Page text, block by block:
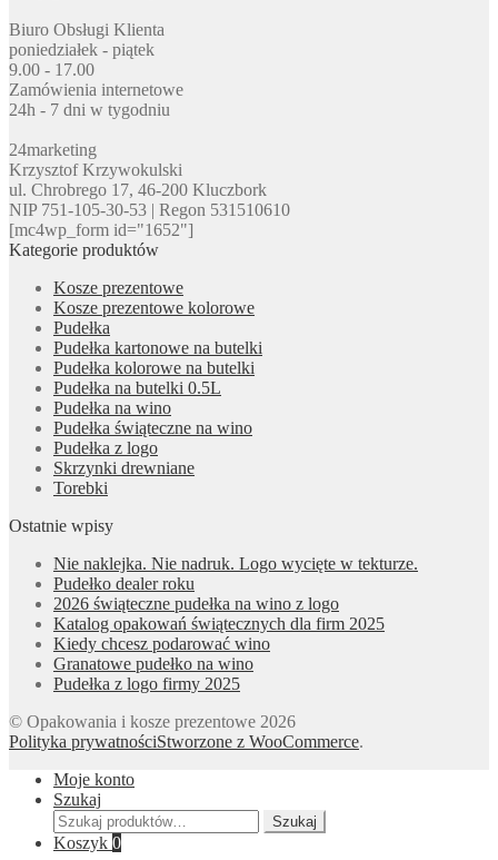
Biuro Obsługi Klienta
poniedziałek - piątek
9.00 - 17.00
Zamówienia internetowe
24h - 7 dni w tygodniu
24marketing
Krzysztof Krzywokulski
ul. Chrobrego 17, 46-200 Kluczbork
NIP 751-105-30-53 | Regon 531510610
[mc4wp_form id="1652"]
Kategorie produktów
Kosze prezentowe
Kosze prezentowe kolorowe
Pudełka
Pudełka kartonowe na butelki
Pudełka kolorowe na butelki
Pudełka na butelki 0.5L
Pudełka na wino
Pudełka świąteczne na wino
Pudełka z logo
Skrzynki drewniane
Torebki
Ostatnie wpisy
Nie naklejka. Nie nadruk. Logo wycięte w tekturze.
Pudełko dealer roku
2026 świąteczne pudełka na wino z logo
Katalog opakowań świątecznych dla firm 2025
Kiedy chcesz podarować wino
Granatowe pudełko na wino
Pudełka z logo firmy 2025
© Opakowania i kosze prezentowe 2026
Polityka prywatnościStworzone z WooCommerce.
Moje konto
Szukaj
Szukaj:
Szukaj
Koszyk 0